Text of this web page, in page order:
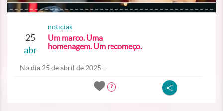
25
abr
noticias
Um marco. Uma
homenagem. Um recomeço.
No dia 25 de abril de 2025...
7